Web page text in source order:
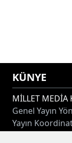
KÜNYE
MİLLET
Genel Yayın
Yayın